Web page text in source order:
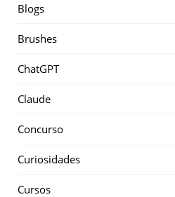
Blogs
Brushes
ChatGPT
Claude
Concurso
Curiosidades
Cursos